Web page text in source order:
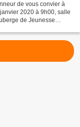
de vous convier à
2020 à 9h00, salle
de Jeunesse